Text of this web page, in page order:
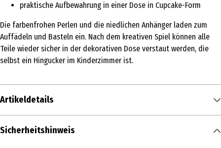
praktische Aufbewahrung in einer Dose in Cupcake-Form
Die farbenfrohen Perlen und die niedlichen Anhänger laden zum
Auffädeln und Basteln ein. Nach dem kreativen Spiel können alle
Teile wieder sicher in der dekorativen Dose verstaut werden, die
selbst ein Hingucker im Kinderzimmer ist.
Artikeldetails
Inhalt
Sicherheitshinweis